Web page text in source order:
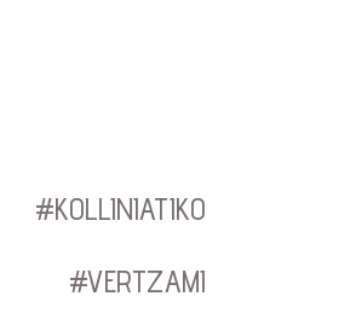
#KOLLINIATIKO
#VERTZAMI